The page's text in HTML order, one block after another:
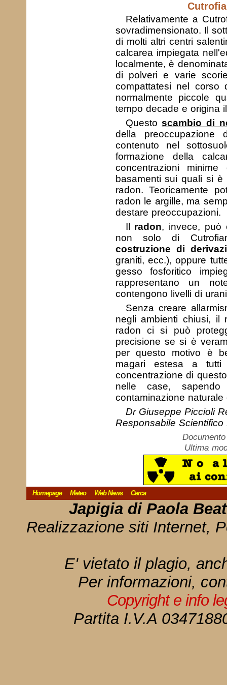
Relativamente a
sovradimensionato. Il
di molti altri centri
calcarea impiegata
localmente, è
di polveri e varie
compattatesi nel corso
normalmente piccole
tempo decade e origina
Questoscambio di
della
contenuto nel
formazione della
concentrazioni
basamenti sui quali si
radon. Teoricamente
radon le argille, ma
destare preoccupazioni.
Il radon, invece, può
non solo di
costruzione di
graniti, ecc.), oppure
gesso fosforitico
rappresentano un
contengono livelli di
Senza creare
negli ambienti chiusi, il
radon ci si può
precisione se si è
per questo motivo è
magari estesa a
concentrazione di
nelle case,
contaminazione
Dr Giuseppe Piccioli
Responsabile
Ultima
Homepage Meteo Web News Cerca
Japigia di Paola
Realizzazione siti Internet,
E' vietato il plagio,
Per informazioni,
Copyright e info
Partita I.V.A